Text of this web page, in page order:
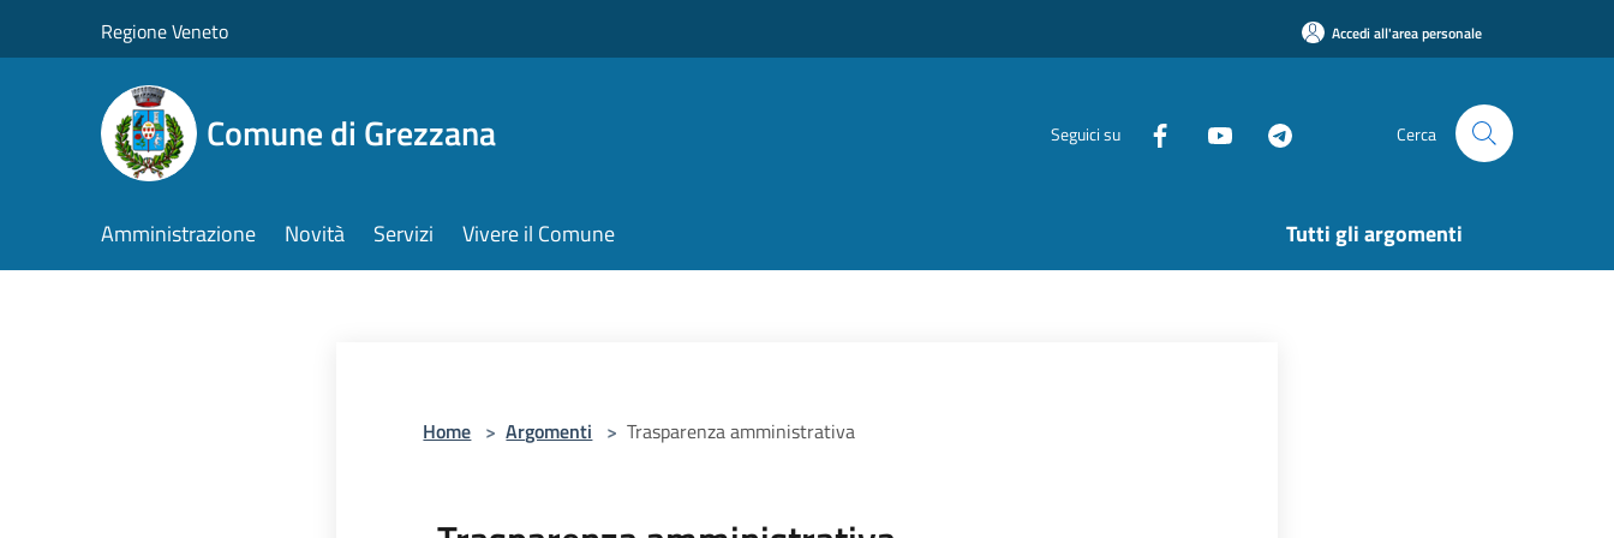
Regione Veneto Accedi all'area personale
Comune di Grezzana Seguici su Cerca
Amministrazione Novità Servizi Vivere il Comune Tutti gli argomenti
Home > Argomenti > Trasparenza amministrativa